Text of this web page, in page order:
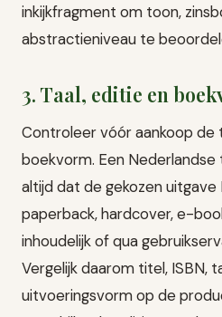
inkijkfragment om toon,
abstractieniveau te
3. Taal, editie en
Controleer vóór aankoop de
boekvorm. Een
altijd dat de gekozen uitgave
paperback, hardcover, e-
inhoudelijk of qua
Vergelijk daarom titel, ISBN,
uitvoeringsvorm op de